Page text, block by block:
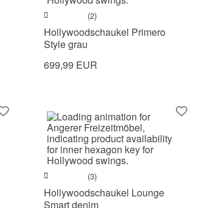
(2)
Hollywoodschaukel Primero
Style grau
699,99 EUR
(3)
Hollywoodschaukel Lounge
Smart denim